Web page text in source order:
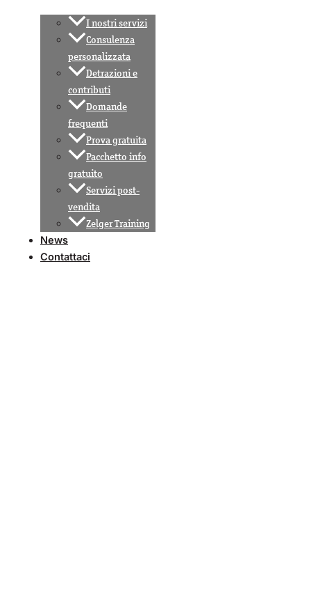
I nostri servizi
Consulenza
personalizzata
Detrazioni e
contributi
Domande
frequenti
Prova gratuita
Pacchetto info
gratuito
Servizi post-
vendita
Zelger Training
News
Contattaci